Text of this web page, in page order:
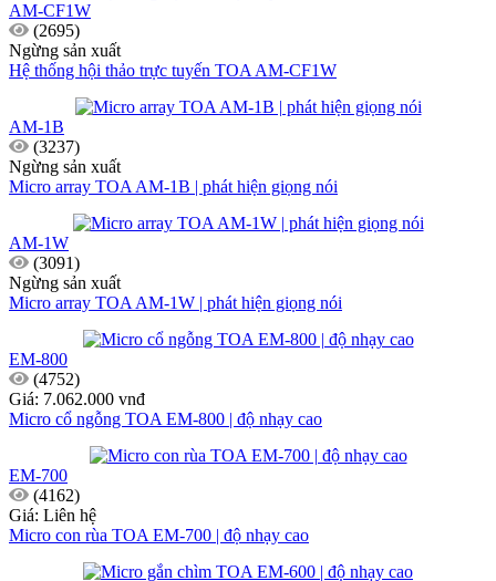
AM-CF1W
(2695)
Ngừng sản xuất
Hệ thống hội thảo trực tuyến TOA AM-CF1W
AM-1B
(3237)
Ngừng sản xuất
Micro array TOA AM-1B | phát hiện giọng nói
AM-1W
(3091)
Ngừng sản xuất
Micro array TOA AM-1W | phát hiện giọng nói
EM-800
(4752)
Giá: 7.062.000 vnđ
Micro cổ ngỗng TOA EM-800 | độ nhạy cao
EM-700
(4162)
Giá: Liên hệ
Micro con rùa TOA EM-700 | độ nhạy cao